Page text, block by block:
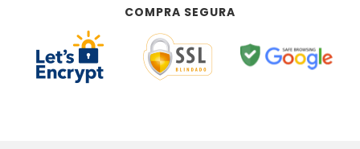
COMPRA SEGURA